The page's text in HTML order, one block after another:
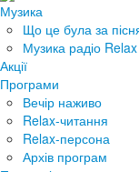
Музика
Що це була за
Музика радіо Relax
Акції
Програми
Вечір наживо
Relax-читання
Relax-персона
Архів програм